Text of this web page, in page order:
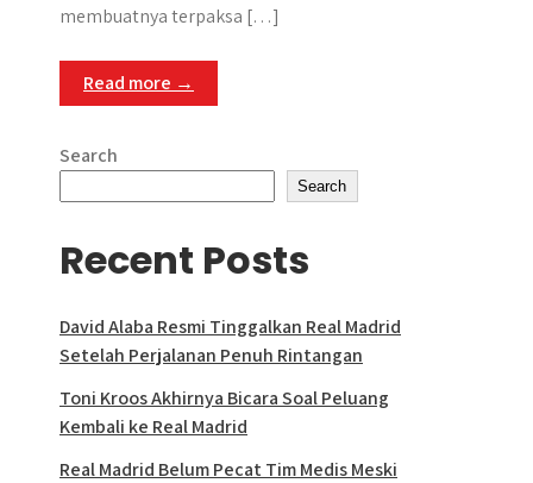
membuatnya terpaksa […]
Read more →
Search
Search
Recent Posts
David Alaba Resmi Tinggalkan Real Madrid
Setelah Perjalanan Penuh Rintangan
Toni Kroos Akhirnya Bicara Soal Peluang
Kembali ke Real Madrid
Real Madrid Belum Pecat Tim Medis Meski